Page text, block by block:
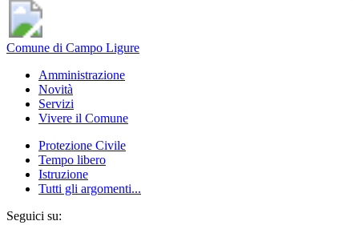
Comune di Campo Ligure
Amministrazione
Novità
Servizi
Vivere il Comune
Protezione Civile
Tempo libero
Istruzione
Tutti gli argomenti...
Seguici su: